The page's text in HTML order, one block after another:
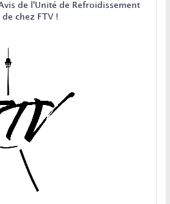
de l'Unité de Refroidissement
chez FTV !